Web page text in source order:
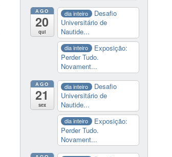
AGO
20
qui
dia inteiro
Desafio
Universitário de
Nautide...
dia inteiro
Exposição:
Perder Tudo.
Novament...
AGO
21
sex
dia inteiro
Desafio
Universitário de
Nautide...
dia inteiro
Exposição:
Perder Tudo.
Novament...